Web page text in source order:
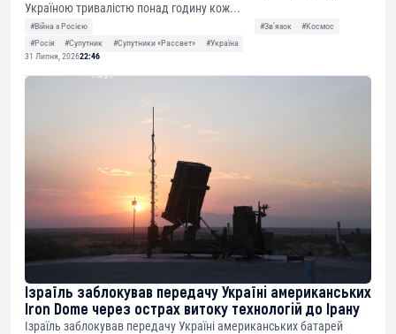
Україною тривалістю понад годину кож...
#Війна з Росією #Звʼязок
#Космос
#Росія
#Супутник #Супутники «Рассвет»
#Україна
31 Липня, 202622:46
Ізраїль заблокував передачу Україні американських
Iron Dome через острах витоку технологій до Ірану
Ізраїль заблокував передачу Україні американських батарей